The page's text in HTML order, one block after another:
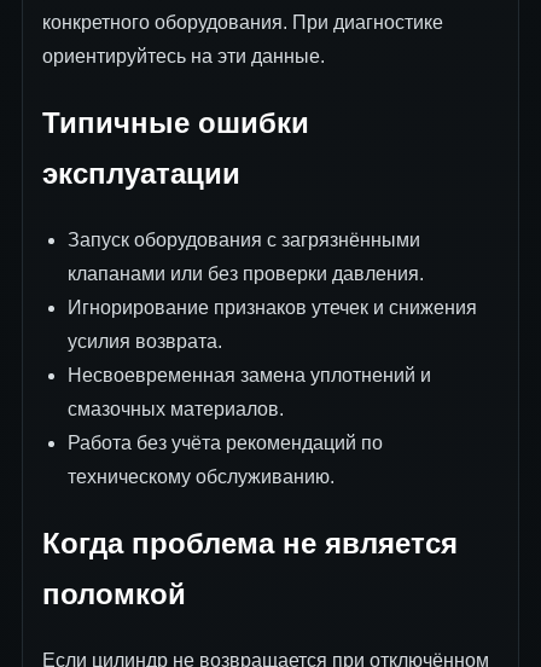
конкретного оборудования. При диагностике
ориентируйтесь на эти данные.
Типичные ошибки
эксплуатации
Запуск оборудования с загрязнёнными
клапанами или без проверки давления.
Игнорирование признаков утечек и снижения
усилия возврата.
Несвоевременная замена уплотнений и
смазочных материалов.
Работа без учёта рекомендаций по
техническому обслуживанию.
Когда проблема не является
поломкой
Если цилиндр не возвращается при отключённом